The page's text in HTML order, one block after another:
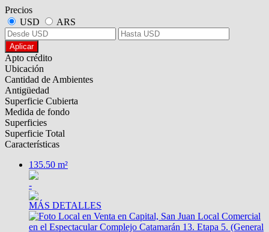
Precios
USD
ARS
Aplicar
Apto crédito
Ubicación
Cantidad de Ambientes
Antigüedad
Superficie Cubierta
Medida de fondo
Superficies
Superficie Total
Características
135.50 m²
-
MÁS DETALLES